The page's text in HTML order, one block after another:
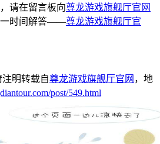
请在留言板向尊龙游戏旗舰厅官网
一时间解答——尊龙游戏旗舰厅官
明转载自尊龙游戏旗舰厅官网 ，地
post/549.html